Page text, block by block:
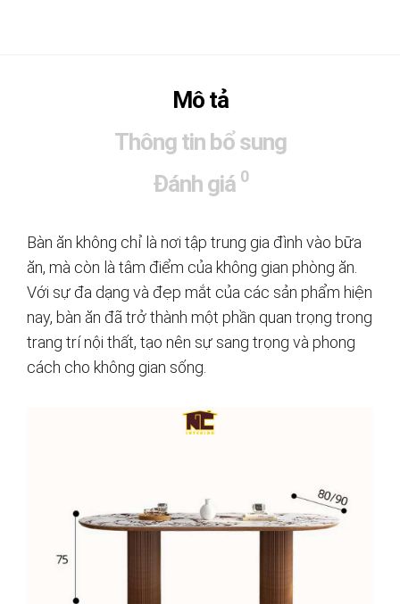
Mô tả
Thông tin bổ sung
Đánh giá 0
Bàn ăn không chỉ là nơi tập trung gia đình vào bữa
ăn, mà còn là tâm điểm của không gian phòng ăn.
Với sự đa dạng và đẹp mắt của các sản phẩm hiện
nay, bàn ăn đã trở thành một phần quan trọng trong
trang trí nội thất, tạo nên sự sang trọng và phong
cách cho không gian sống.